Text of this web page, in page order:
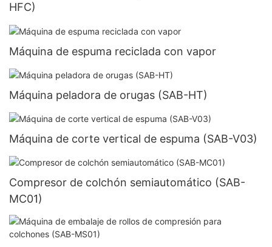
HFC)
Máquina de espuma reciclada con vapor
Máquina peladora de orugas (SAB-HT)
Máquina de corte vertical de espuma (SAB-V03)
Compresor de colchón semiautomático (SAB-
MC01)